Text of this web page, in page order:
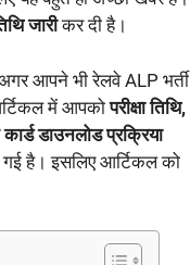
जारीकर दी है।
आपने भी रेलवे ALP भर्ती
में आपकोपरीक्षा तिथि,
कार्ड डाउनलोड प्रक्रिया
गई है। इसलिए आर्टिकल को